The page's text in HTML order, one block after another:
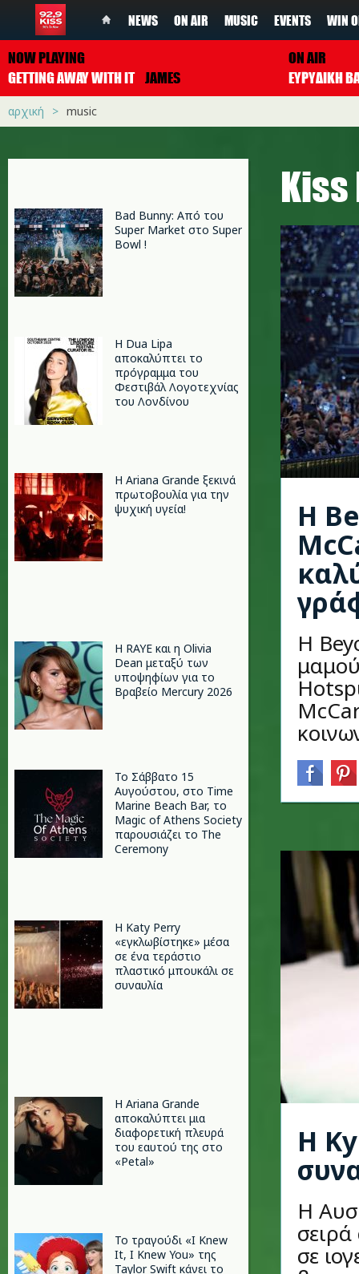
NEWS ON AIR MUSIC EVENTS WIN
NOW PLAYING
GETTING AWAY WITH IT JAMES
ON AIR
ΕΥΡΥΔΙΚΗ
αρχική music
Bad Bunny: Από του
Super Market στο Super
Bowl !
Η Dua Lipa
αποκαλύπτει το
πρόγραμμα του
Φεστιβάλ Λογοτεχνίας
του Λονδίνου
Η Ariana Grande ξεκινά
πρωτοβουλία για την
ψυχική υγεία!
Η RAYE και η Olivia
Dean μεταξύ των
υποψηφίων για το
Βραβείο Mercury 2026
Το Σάββατο 15
Αυγούστου, στο Time
Marine Beach Bar, το
Magic of Athens Society
παρουσιάζει το The
Ceremony
H Katy Perry
«εγκλωβίστηκε» μέσα
σε ένα τεράστιο
πλαστικό μπουκάλι σε
συναυλία
Η Ariana Grande
αποκαλύπτει μια
διαφορετική πλευρά
του εαυτού της στο
«Petal»
Το τραγούδι «I Knew
It, I Knew You» της
Taylor Swift κάνει το
Κiss
Η
Η
Η
Η
σε